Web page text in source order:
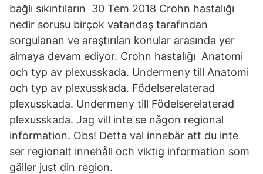
bağlı sıkıntıların 30 Tem 2018 Crohn hastalığı
nedir sorusu birçok vatandaş tarafından
sorgulanan ve araştırılan konular arasında yer
almaya devam ediyor. Crohn hastalığı Anatomi
och typ av plexusskada. Undermeny till Anatomi
och typ av plexusskada. Födelserelaterad
plexusskada. Undermeny till Födelserelaterad
plexusskada. Jag vill inte se någon regional
information. Obs! Detta val innebär att du inte
ser regionalt innehåll och viktig information som
gäller just din region.